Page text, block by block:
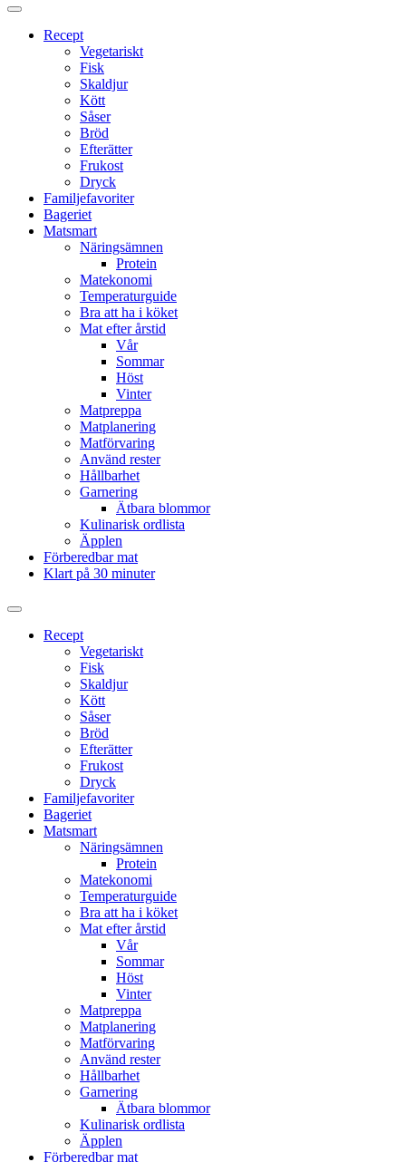
Proppmätt
Recept
Vegetariskt
Fisk
Skaldjur
Kött
Såser
Bröd
Efterätter
Frukost
Dryck
Familjefavoriter
Bageriet
Matsmart
Näringsämnen
Protein
Matekonomi
Temperaturguide
Bra att ha i köket
Mat efter årstid
Vår
Sommar
Höst
Vinter
Matpreppa
Matplanering
Matförvaring
Använd rester
Hållbarhet
Garnering
Ätbara blommor
Kulinarisk ordlista
Äpplen
Förberedbar mat
Klart på 30 minuter
Slå
sökfältRecept
Vegetariskt
Fisk
Skaldjur
Kött
Såser
Bröd
Efterätter
Frukost
Dryck
Familjefavoriter
Bageriet
Matsmart
Näringsämnen
Protein
Matekonomi
Temperaturguide
Bra att ha i köket
Mat efter årstid
Vår
Sommar
Höst
Vinter
Matpreppa
Matplanering
Matförvaring
Använd rester
Hållbarhet
Garnering
Ätbara blommor
Kulinarisk ordlista
Äpplen
Förberedbar mat